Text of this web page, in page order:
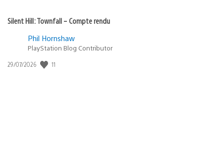
Silent Hill: Townfall – Compte rendu
Phil Hornshaw
PlayStation Blog Contributor
Date
29/07/2026 11